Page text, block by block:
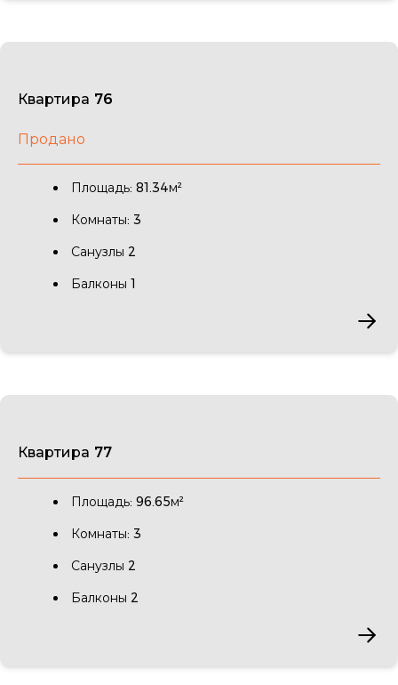
Квартира 76
Продано
Площадь: 81.34м²
Комнаты: 3
Санузлы 2
Балконы 1
Квартира 77
Площадь: 96.65м²
Комнаты: 3
Санузлы 2
Балконы 2